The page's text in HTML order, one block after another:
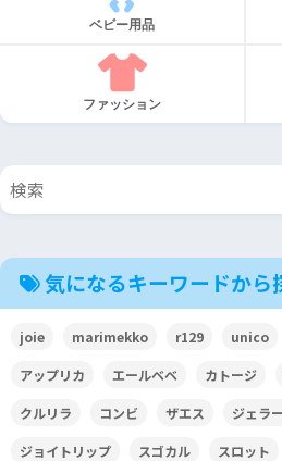
ベビー用品
ファッション
気になるキーワードから
joie marimekko r129 unico
アップリカ エールベベ カトージ
クルリラ コンビ ザエス ジェラ
ジョイトリップ スゴカル スロット